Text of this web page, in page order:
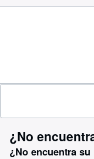
¿No
¿No encuentra